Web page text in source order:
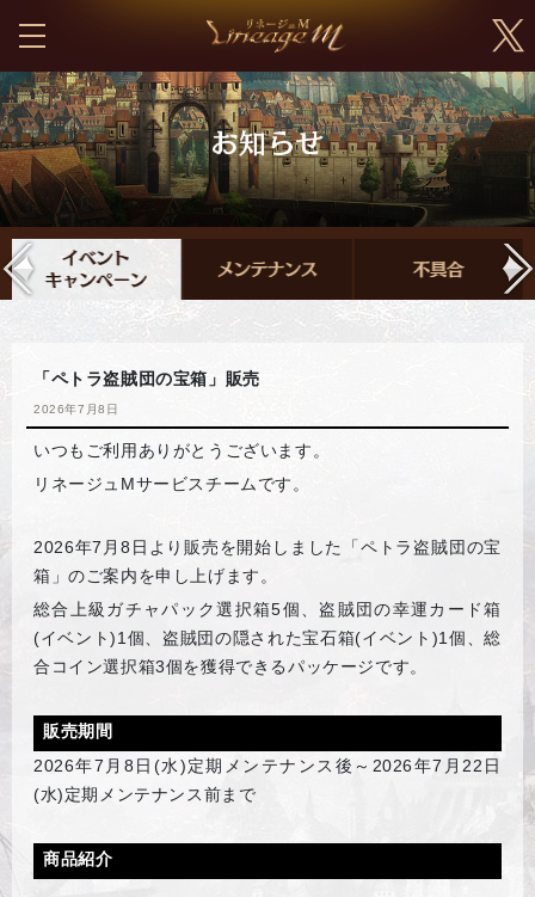
「ペトラ盗賊団の宝箱」販売
2026年7月8日
いつもご利用ありがとうございます。
リネージュMサービスチームです。
2026年7月8日より販売を開始しました「ペトラ盗賊団の宝
箱」のご案内を申し上げます。
総合上級ガチャパック選択箱5個、盗賊団の幸運カード箱
(イベント)1個、盗賊団の隠された宝石箱(イベント)1個、総
合コイン選択箱3個を獲得できるパッケージです。
販売期間
2026年7月8日(水)定期メンテナンス後～2026年7月22日
(水)定期メンテナンス前まで
商品紹介